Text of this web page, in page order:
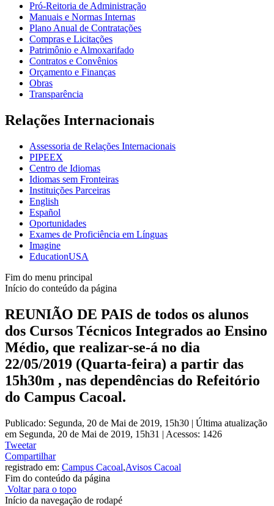
Pró-Reitoria de Administração
Manuais e Normas Internas
Plano Anual de Contratações
Compras e Licitações
Patrimônio e Almoxarifado
Contratos e Convênios
Orçamento e Finanças
Obras
Transparência
Relações Internacionais
Assessoria de Relações Internacionais
PIPEEX
Centro de Idiomas
Idiomas sem Fronteiras
Instituições Parceiras
English
Español
Oportunidades
Exames de Proficiência em Línguas
Imagine
EducationUSA
Fim do menu principal
Início do conteúdo da página
REUNIÃO DE PAIS de todos os alunos
dos Cursos Técnicos Integrados ao Ensino
Médio, que realizar-se-á no dia
22/05/2019 (Quarta-feira) a partir das
15h30m , nas dependências do Refeitório
do Campus Cacoal.
Publicado: Segunda, 20 de Mai de 2019, 15h30 | Última atualização
em Segunda, 20 de Mai de 2019, 15h31 | Acessos: 1426
Tweetar
Compartilhar
registrado em: Campus Cacoal,Avisos Cacoal
Fim do conteúdo da página
Voltar para o topo
Início da navegação de rodapé